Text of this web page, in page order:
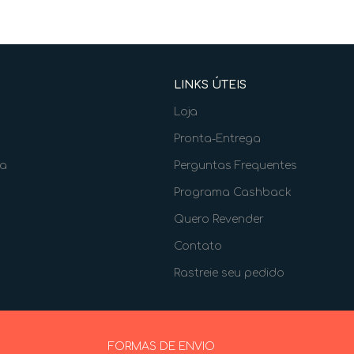
LINKS ÚTEIS
Loja
Pronta-Entrega
Perguntas Frequentes
Programa Cashback
Quero Revender
Contato
Rastreie seu pedido
FORMAS DE ENVIO